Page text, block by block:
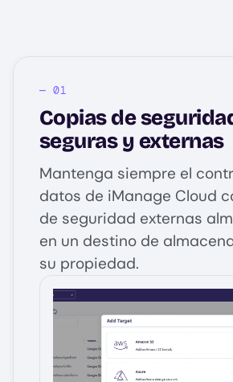
Copias de
seguras y externas
Mantenga siempre el
datos de iManage Cloud
de seguridad externas
en un destino de
su propiedad.